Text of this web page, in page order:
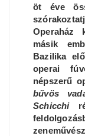
öt éve
Operaház
másik
Bazilika
operai
népszerű
bűvös
Schicchi